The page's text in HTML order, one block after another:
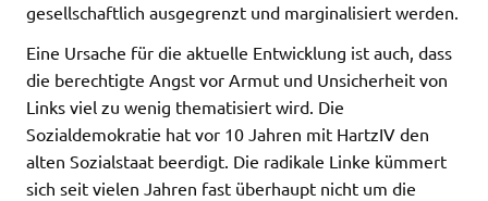
gesellschaftlich ausgegrenzt und marginalisiert werden.
Eine Ursache für die aktuelle Entwicklung ist auch, dass
die berechtigte Angst vor Armut und Unsicherheit von
Links viel zu wenig thematisiert wird. Die
Sozialdemokratie hat vor 10 Jahren mit HartzIV den
alten Sozialstaat beerdigt. Die radikale Linke kümmert
sich seit vielen Jahren fast überhaupt nicht um die